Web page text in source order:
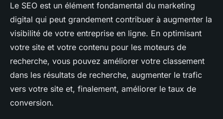
Le SEO est un élément fondamental du marketing
digital qui peut grandement contribuer à augmenter la
visibilité de votre entreprise en ligne. En optimisant
votre site et votre contenu pour les moteurs de
recherche, vous pouvez améliorer votre classement
dans les résultats de recherche, augmenter le trafic
vers votre site et, finalement, améliorer le taux de
conversion.